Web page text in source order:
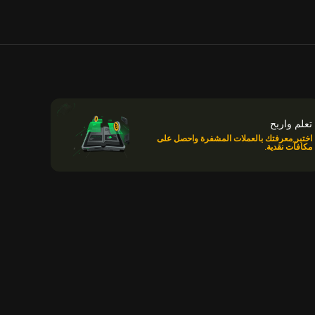
تعلم واربح
اختبر معرفتك بالعملات المشفرة واحصل على
مكافآت نقدية.